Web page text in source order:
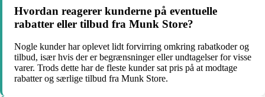
Hvordan reagerer kunderne på eventuelle
rabatter eller tilbud fra Munk Store?
Nogle kunder har oplevet lidt forvirring omkring rabatkoder og
tilbud, især hvis der er begrænsninger eller undtagelser for visse
varer. Trods dette har de fleste kunder sat pris på at modtage
rabatter og særlige tilbud fra Munk Store.